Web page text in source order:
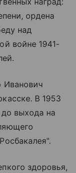
ордена
над
войне 1941-
Иванович
В 1953
до выхода на
здоровья,